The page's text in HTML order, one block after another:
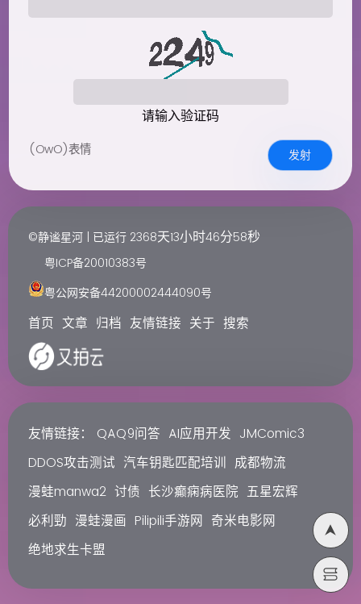
请输入验证码
(OwO)表情 发射
©静谧星河 | 已运行 2368天13小时46分59秒
粤ICP备20010383号
粤公网安备44200002444090号
首页 文章 归档 友情链接 关于 搜索
友情链接： QAQ9问答 AI应用开发 JMComic3
DDOS攻击测试 汽车钥匙匹配培训 成都物流
漫蛙manwa2 讨债 长沙癫痫病医院 五星宏辉
必利勁 漫蛙漫画 Pilipili手游网 奇米电影网
绝地求生卡盟